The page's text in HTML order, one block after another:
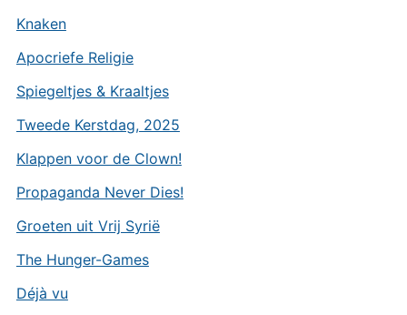
Knaken
Apocriefe Religie
Spiegeltjes & Kraaltjes
Tweede Kerstdag, 2025
Klappen voor de Clown!
Propaganda Never Dies!
Groeten uit Vrij Syrië
The Hunger-Games
Déjà vu